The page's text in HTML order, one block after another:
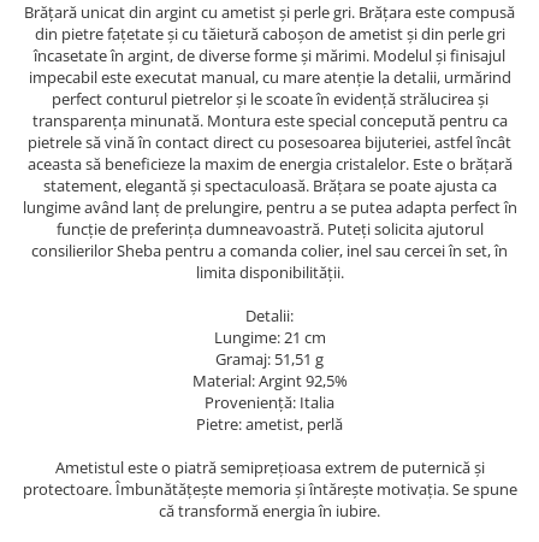
Brățară unicat din argint cu ametist și perle gri. Brățara este compusă
din pietre fațetate și cu tăietură caboșon de ametist și din perle gri
încasetate în argint, de diverse forme și mărimi. Modelul și finisajul
impecabil este executat manual, cu mare atenție la detalii, urmărind
perfect conturul pietrelor și le scoate în evidență strălucirea și
transparența minunată. Montura este special concepută pentru ca
pietrele să vină în contact direct cu posesoarea bijuteriei, astfel încât
aceasta să beneficieze la maxim de energia cristalelor. Este o brățară
statement, elegantă și spectaculoasă. Brățara se poate ajusta ca
lungime având lanț de prelungire, pentru a se putea adapta perfect în
funcție de preferința dumneavoastră. Puteți solicita ajutorul
consilierilor Sheba pentru a comanda colier, inel sau cercei în set, în
limita disponibilității.
Detalii:
Lungime: 21 cm
Gramaj: 51,51 g
Material: Argint 92,5%
Provenienţă: Italia
Pietre: ametist, perlă
Ametistul este o piatră semipreţioasa extrem de puternică și
protectoare. Îmbunătățește memoria și întărește motivația. Se spune
că transformă energia în iubire.